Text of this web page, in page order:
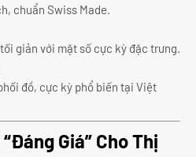
chuẩn Swiss Made.
giản với mặt số cực kỳ đặc trưng.
đồ, cực kỳ phổ biến tại Việt
Giá” Cho Thị